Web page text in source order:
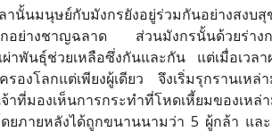
านั้นมนุษย์กับมังกรยังอยู่ร่วมกันอย่างสง
อย่างชาญฉลาด ส่วนมังกรนั้นด้วยร่างก
ผ่าพันธุ์ช่วยเหลือซึ่งกันและกัน แต่เมื่อเว
รองโลกแต่เพียงผู้เดียว จึงเริ่มรุกรานเ
าที่มองเห็นการกระทำที่โหดเหี้ยมของเ
ยภายหลังได้ถูกขนานนามว่า 5 ผู้กล้า แล